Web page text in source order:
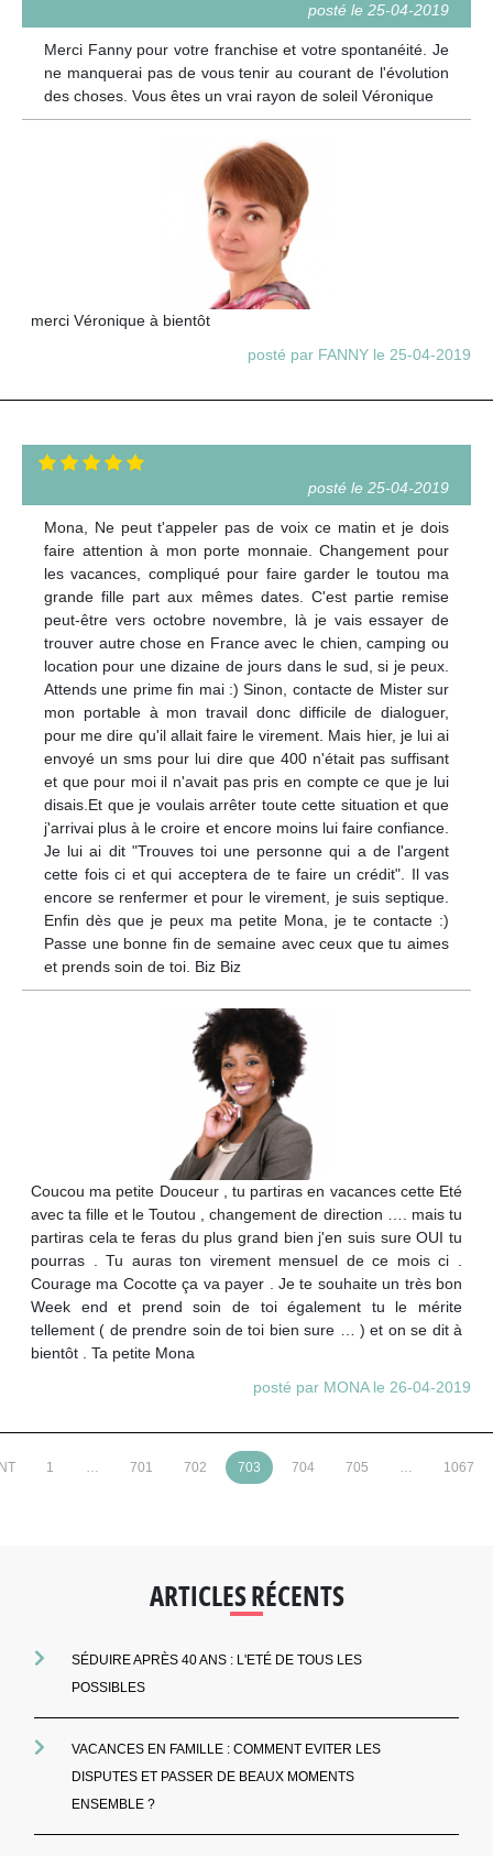
posté le 25-04-2019
Merci Fanny pour votre franchise et votre spontanéité. Je
ne manquerai pas de vous tenir au courant de l'évolution
des choses. Vous êtes un vrai rayon de soleil Véronique
merci Véronique à bientôt
posté par FANNY le 25-04-2019
posté le 25-04-2019
Mona, Ne peut t'appeler pas de voix ce matin et je dois
faire attention à mon porte monnaie. Changement pour
les vacances, compliqué pour faire garder le toutou ma
grande fille part aux mêmes dates. C'est partie remise
peut-être vers octobre novembre, là je vais essayer de
trouver autre chose en France avec le chien, camping ou
location pour une dizaine de jours dans le sud, si je peux.
Attends une prime fin mai :) Sinon, contacte de Mister sur
mon portable à mon travail donc difficile de dialoguer,
pour me dire qu'il allait faire le virement. Mais hier, je lui ai
envoyé un sms pour lui dire que 400 n'était pas suffisant
et que pour moi il n'avait pas pris en compte ce que je lui
disais.Et que je voulais arrêter toute cette situation et que
j'arrivai plus à le croire et encore moins lui faire confiance.
Je lui ai dit "Trouves toi une personne qui a de l'argent
cette fois ci et qui acceptera de te faire un crédit". Il vas
encore se renfermer et pour le virement, je suis septique.
Enfin dès que je peux ma petite Mona, je te contacte :)
Passe une bonne fin de semaine avec ceux que tu aimes
et prends soin de toi. Biz Biz
Coucou ma petite Douceur , tu partiras en vacances cette Eté
avec ta fille et le Toutou , changement de direction …. mais tu
partiras cela te feras du plus grand bien j'en suis sure OUI tu
pourras . Tu auras ton virement mensuel de ce mois ci .
Courage ma Cocotte ça va payer . Je te souhaite un très bon
Week end et prend soin de toi également tu le mérite
tellement ( de prendre soin de toi bien sure … ) et on se dit à
bientôt . Ta petite Mona
posté par MONA le 26-04-2019
1 … 701 702 703 704 705 … 1067
ARTICLES RÉCENTS
SÉDUIRE APRÈS 40 ANS : L'ETÉ DE TOUS LES
POSSIBLES
VACANCES EN FAMILLE : COMMENT EVITER LES
DISPUTES ET PASSER DE BEAUX MOMENTS
ENSEMBLE ?